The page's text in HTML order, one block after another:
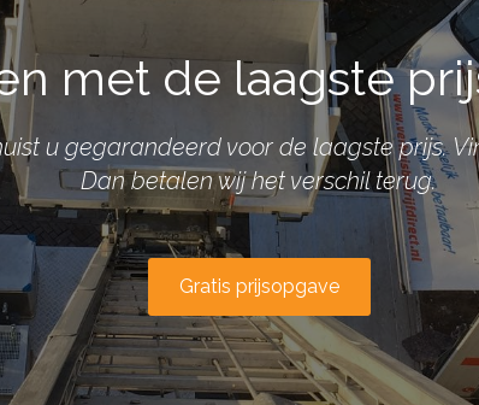
met de laagste
u gegarandeerd voor de laagste prijs.
Dan betalen wij het verschil terug.
Gratis prijsopgave